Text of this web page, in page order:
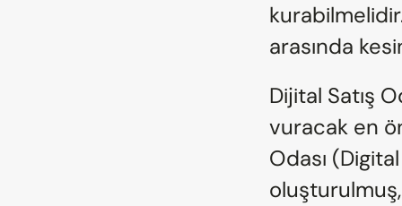
arasında
Dijital Satış
vuracak en
Odası